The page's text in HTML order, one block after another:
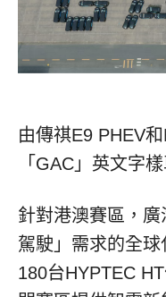
由傳祺E9 PHEV
「GAC」英文字
針對港澳賽區，
駕駛」需求的全球
180台HYPTEC